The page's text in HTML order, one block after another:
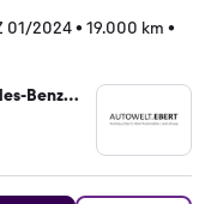
01/2024• 19.000 km •
Benz